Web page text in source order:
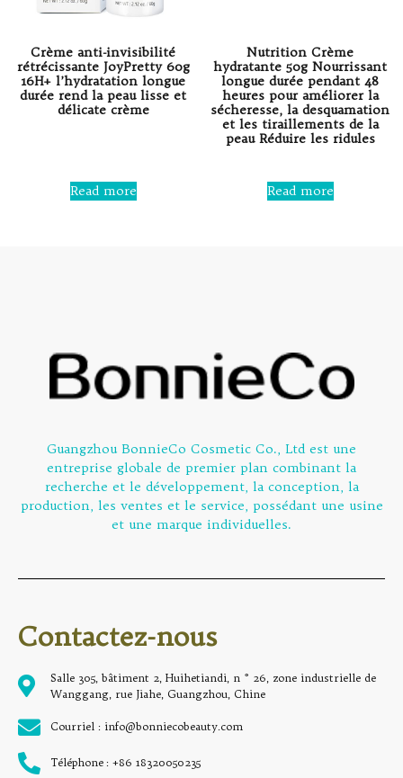
Crème anti-invisibilité
rétrécissante JoyPretty 60g
16H+ l’hydratation longue
durée rend la peau lisse et
délicate crème
5
Read more
Nutrition Crème
hydratante 50g Nourrissant
longue durée pendant 48
heures pour améliorer la
sécheresse, la desquamation
et les tiraillements de la
peau Réduire les ridules
0
out
Read more
Guangzhou BonnieCo Cosmetic Co., Ltd est une
entreprise globale de premier plan combinant la
recherche et le développement, la conception, la
production, les ventes et le service, possédant une usine
et une marque individuelles.
Contactez-nous
Salle 305, bâtiment 2, Huihetiandi, n ° 26, zone industrielle de
Wanggang, rue Jiahe, Guangzhou, Chine
Courriel : info@bonniecobeauty.com
Téléphone : +86 18320050235